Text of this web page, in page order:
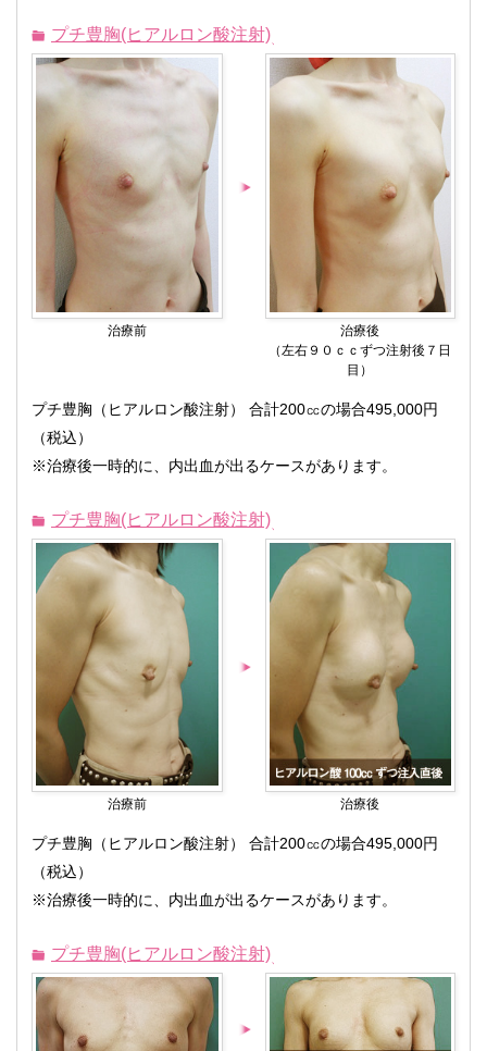
プチ豊胸(ヒアルロン酸注射)
治療前
治療後
（左右９０ｃｃずつ注射後７日
目）
プチ豊胸（ヒアルロン酸注射） 合計200㏄の場合495,000円
（税込）
※治療後一時的に、内出血が出るケースがあります。
プチ豊胸(ヒアルロン酸注射)
治療前 治療後
プチ豊胸（ヒアルロン酸注射） 合計200㏄の場合495,000円
（税込）
※治療後一時的に、内出血が出るケースがあります。
プチ豊胸(ヒアルロン酸注射)